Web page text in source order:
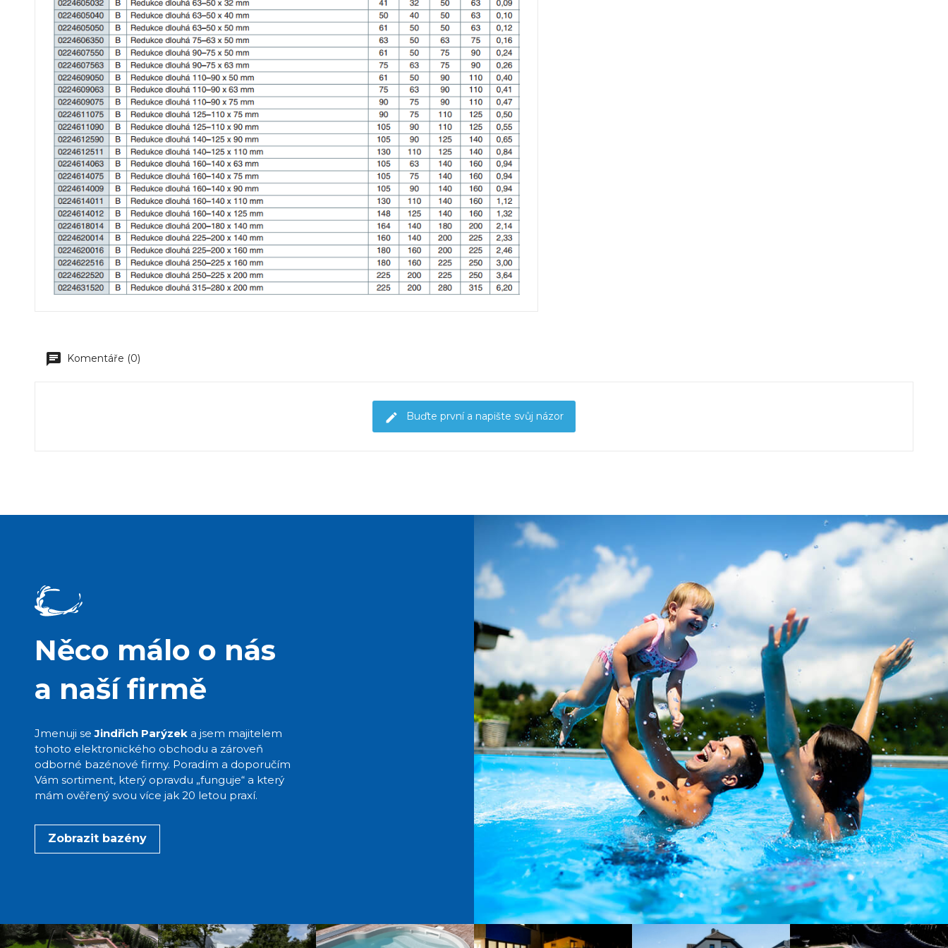
Komentáře (0)
Buďte první a napište svůj názor
Něco málo o nás
a naší firmě
Jmenuji seJindřich Parýzeka jsem majitelem
tohoto elektronického obchodu a zároveň
odborné bazénové firmy. Poradím a doporučím
Vám sortiment, který opravdu „funguje“ a který
mám ověřený svou více jak 20 letou praxí.
Zobrazit bazény